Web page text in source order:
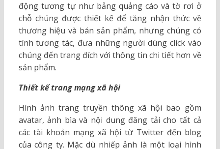
động tương tự như bảng quảng cáo và tờ rơi ở
chỗ chúng được thiết kế để tăng nhận thức về
thương hiệu và bán sản phẩm, nhưng chúng có
tính tương tác, đưa những người dùng click vào
chúng đến trang đích với thông tin chi tiết hơn về
sản phẩm.
Thiết kế trang mạng xã hội
Hình ảnh trang truyền thông xã hội bao gồm
avatar, ảnh bìa và nội dung đăng tải cho tất cả
các tài khoản mạng xã hội từ Twitter đến blog
của công ty. Mặc dù nhiếp ảnh là một loại hình